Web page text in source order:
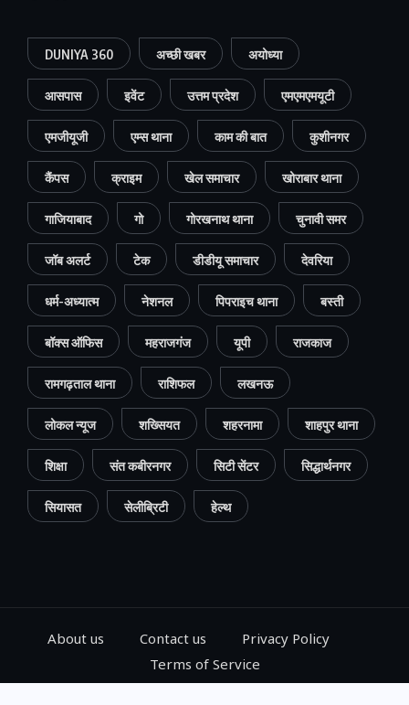
DUNIYA 360 अच्छी खबर अयोध्या
आसपास इवेंट उत्तम प्रदेश एमएमएमयूटी
एमजीयूजी एम्स थाना काम की बात कुशीनगर
कैंपस क्राइम खेल समाचार खोराबार थाना
गाजियाबाद गो गोरखनाथ थाना चुनावी समर
जॉब अलर्ट टेक डीडीयू समाचार देवरिया
धर्म-अध्यात्म नेशनल पिपराइच थाना बस्ती
बॉक्स ऑफिस महराजगंज यूपी राजकाज
रामगढ़ताल थाना राशिफल लखनऊ
लोकल न्यूज शख्सियत शहरनामा शाहपुर थाना
शिक्षा संत कबीरनगर सिटी सेंटर सिद्धार्थनगर
सियासत सेलीब्रिटी हेल्थ
About us Contact us
Privacy Policy
Terms of Service